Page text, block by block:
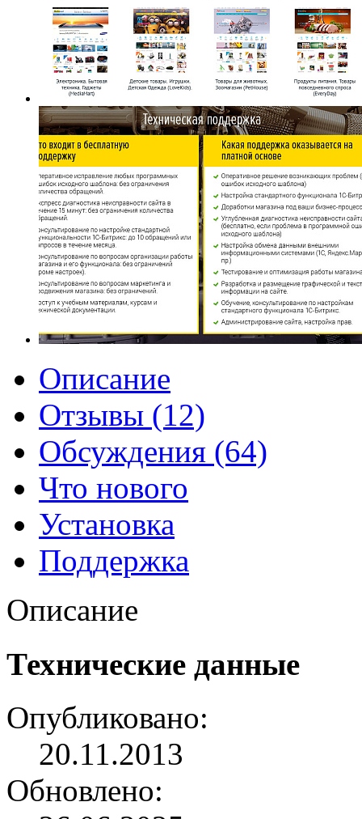
Описание
Отзывы (12)
Обсуждения (64)
Что нового
Установка
Поддержка
Описание
Технические данные
Опубликовано:
20.11.2013
Обновлено: